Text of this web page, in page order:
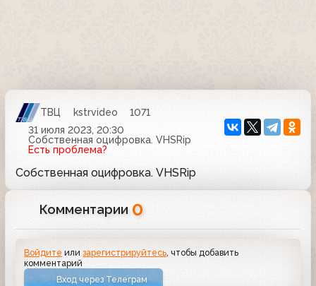
ТВЦ kstrvideo
1071
31 июля 2023, 20:30
Собственная оцифровка. VHSRip
Есть проблема?
Собственная оцифровка. VHSRip
Комментарии 0
Войдите илизарегистрируйтесь , чтобы добавить
комментарий
Вход через Телеграм